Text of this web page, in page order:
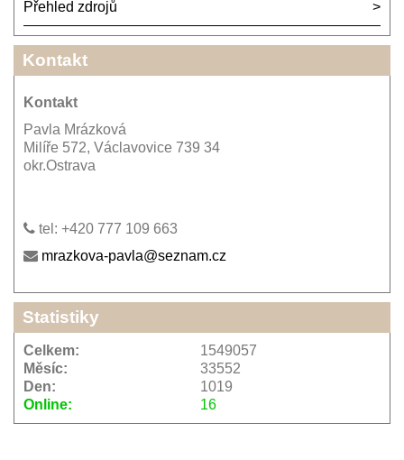
Přehled zdrojů
Kontakt
Kontakt
Pavla Mrázková
Milíře 572, Václavovice 739 34
okr.Ostrava
tel: +420 777 109 663
mrazkova-pavla@seznam.cz
Statistiky
Online: 16
Celkem:
1549057
Měsíc:
33552
Den:
1019